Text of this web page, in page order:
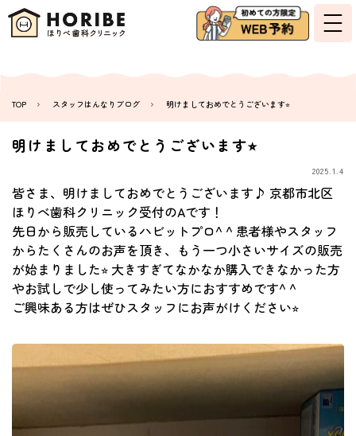
TOP スタッフはんなりブログ 明けましておめでとうございます⭐︎
明けましておめでとうございます⭐︎
2025.1.4
皆さま、明けましておめでとうございます♪ 京都市北区
ほりべ歯科クリニック受付のAです！
先日から販売しているハビットプロ^ ^ 患者様やスタッフ
からたくさんのお声を頂き、もう一つ小さいサイズの販売
が始まりました⭐︎ 大きすぎてなかなか購入できなかった方
やお試しで少し使ってみたい方におすすめです^ ^
ご興味ある方はぜひスタッフにお声がけください⭐︎